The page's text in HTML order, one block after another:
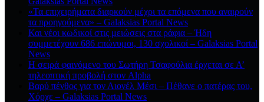
«Τα επιχειρήματα διαρκούν μέχρι τα επόμενα που αναιρούν
τα προηγούμενα» – Galaksias Portal News
Και νέοι κωδικοί στις μειώσεις στα ράφια – Ήδη
συμμετέχουν 686 επώνυμοι, 130 σχολικοί – Galaksias Portal
News
Η σειρά φαινόμενο του Σωτήρη Τσαφούλια έρχεται σε Α’
τηλεοπτική προβολή στον Alpha
Βαρύ πένθος για τον Λιονέλ Μέσι – Πέθανε ο πατέρας του,
Χόρχε – Galaksias Portal News